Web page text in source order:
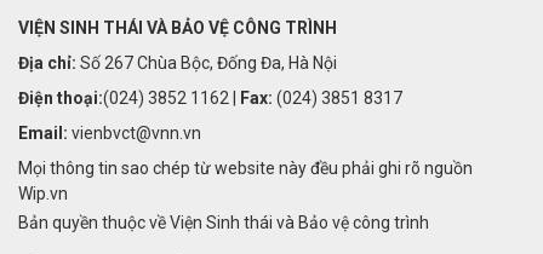
VIỆN SINH THÁI VÀ BẢO VỆ CÔNG TRÌNH
Địa chỉ: Số 267 Chùa Bộc, Đống Đa, Hà Nội
Điện thoại:(024) 3852 1162 | Fax: (024) 3851 8317
Email: vienbvct@vnn.vn
Mọi thông tin sao chép từ website này đều phải ghi rõ nguồn
Wip.vn
Bản quyền thuộc về Viện Sinh thái và Bảo vệ công trình